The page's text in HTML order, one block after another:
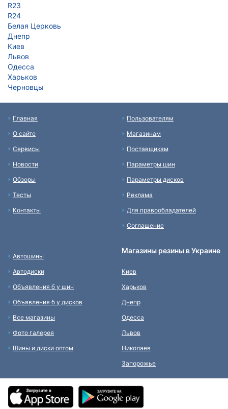
R23
R24
Белая Церковь
Днепр
Киев
Львов
Одесса
Харьков
Черновцы
Главная
О сайте
Сервисы
Новости
Обзоры
Тесты
Контакты
Пользователям
Магазинам
Поставщикам
Параметры шин
Параметры дисков
Реклама
Для правообладателей
Соглашение
Автошины
Автодиски
Объявления б у шин
Объявления б у дисков
Все магазины
Фото галерея
Шины и диски оптом
Магазины резины в Украине
Киев
Харьков
Днепр
Одесса
Львов
Николаев
Запорожье